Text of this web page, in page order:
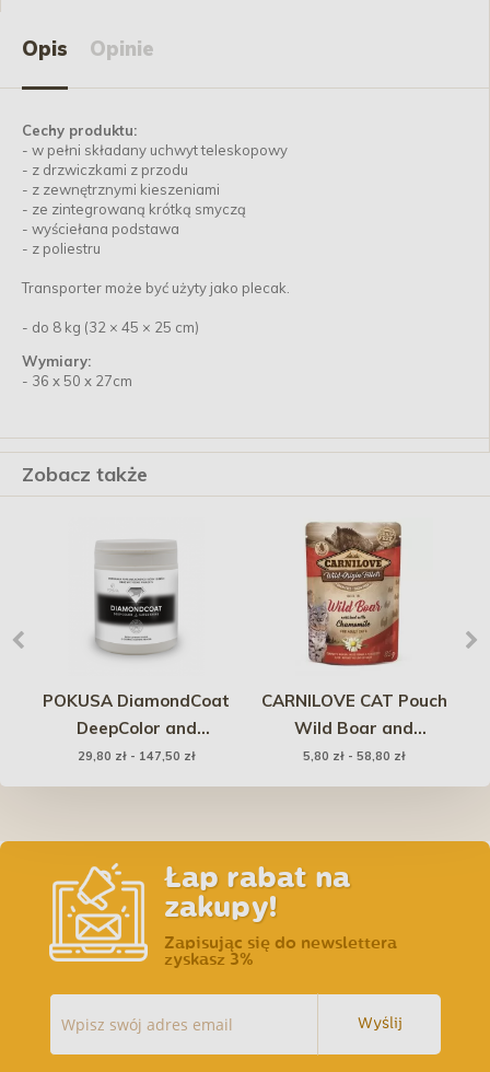
Opis Opinie
Cechy produktu:
- w pełni składany uchwyt teleskopowy
- z drzwiczkami z przodu
- z zewnętrznymi kieszeniami
- ze zintegrowaną krótką smyczą
- wyściełana podstawa
- z poliestru
Transporter może być użyty jako plecak.
- do 8 kg (32 × 45 × 25 cm)
Wymiary:
- 36 x 50 x 27cm
Zobacz także
POKUSA DiamondCoat
DeepColor and
SuperShine
29,80 zł - 147,50 zł
CARNILOVE CAT Pouch
Wild Boar and
Chamomile (saszetka)
5,80 zł - 58,80 zł
Łap rabat na
zakupy!
Zapisując się do newslettera
zyskasz 3%
Wyślij